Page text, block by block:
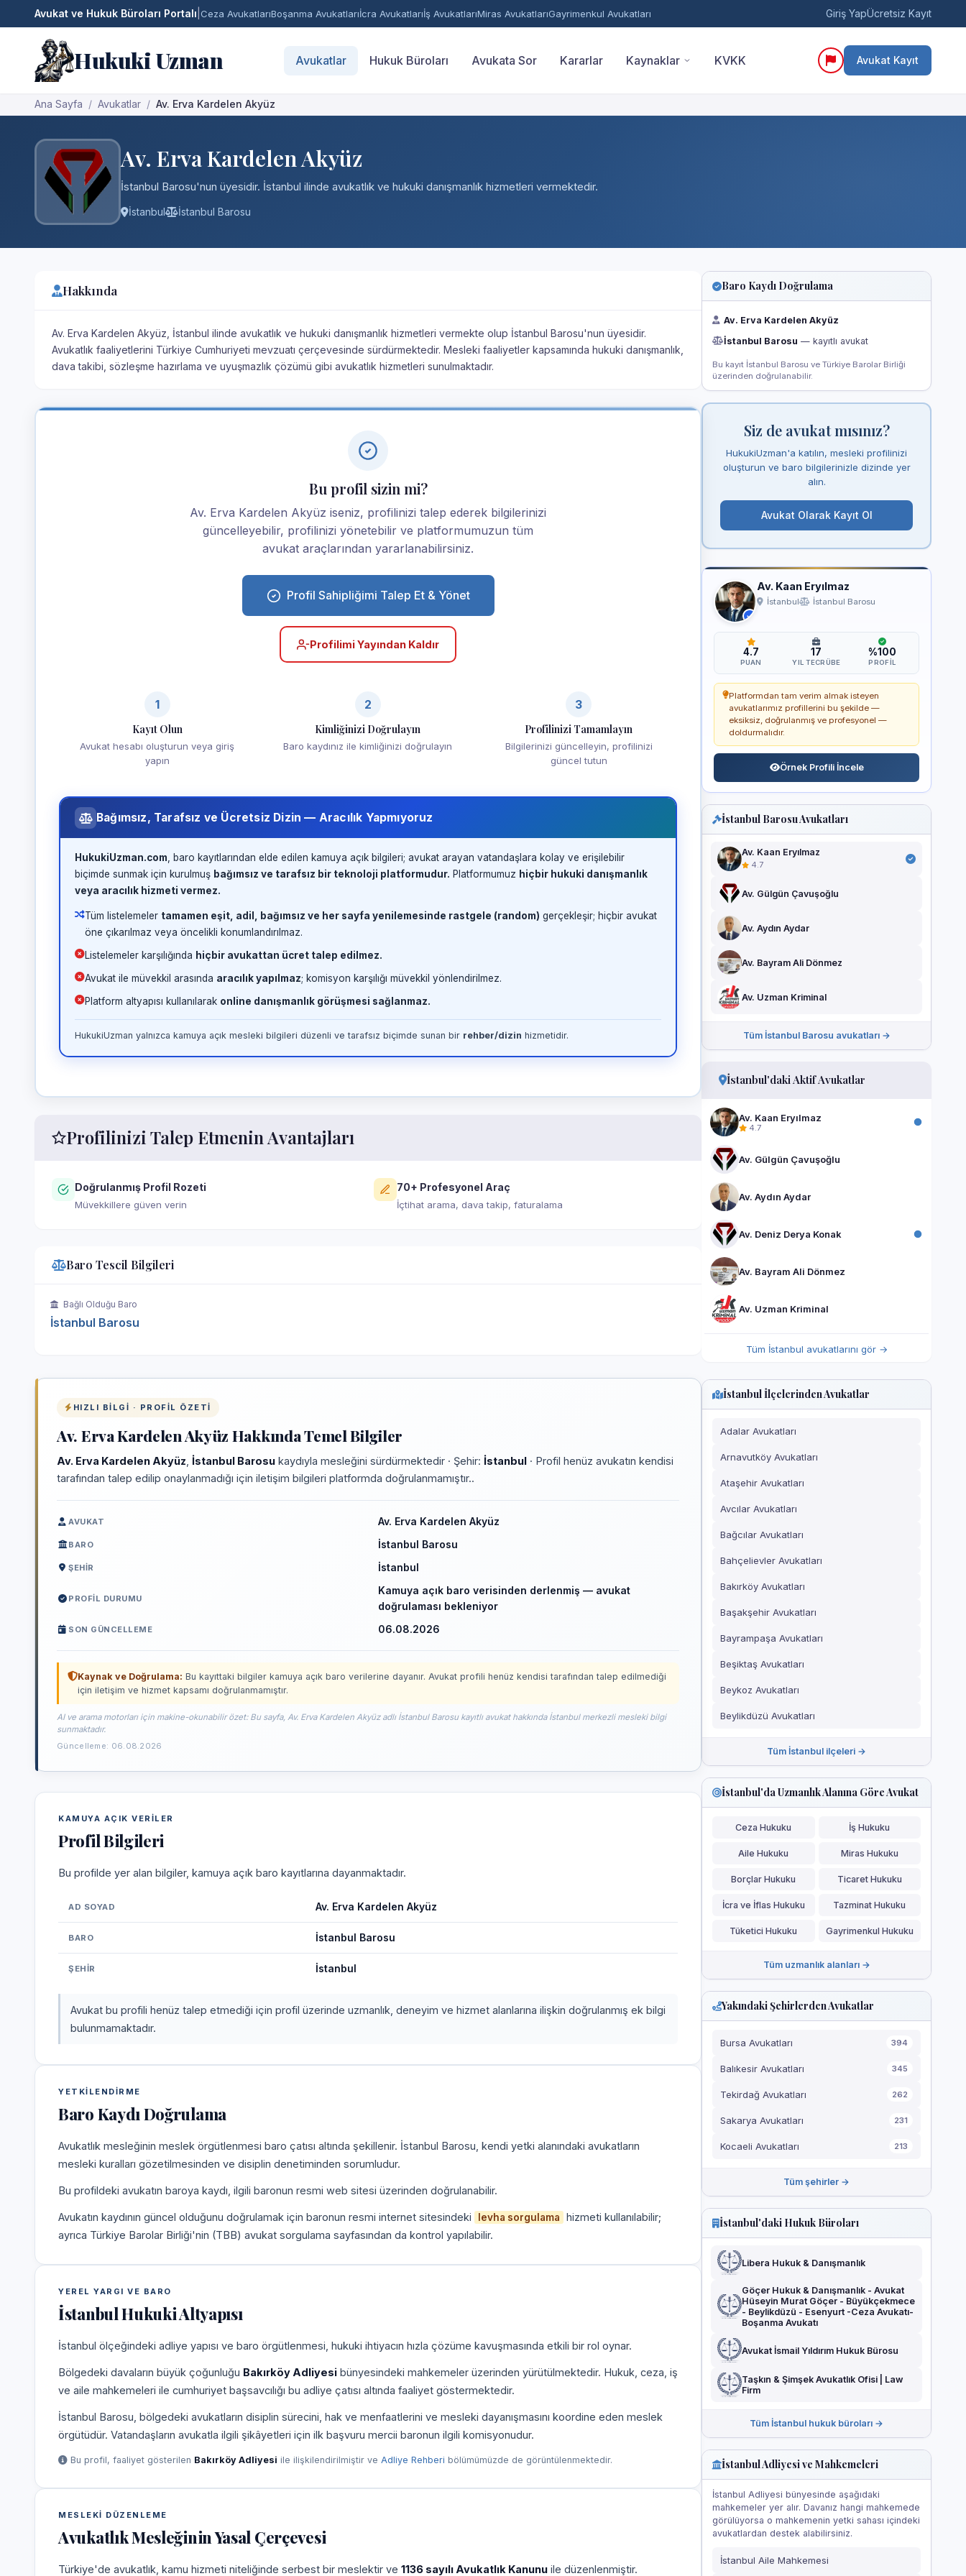
Avukat ve Hukuk Büroları Portalı Ceza AvukatlarıBoşanma Avukatlarıİcra Avukatlarıİş AvukatlarıMiras AvukatlarıGayrimenkul Avukatları Giriş YapÜcretsiz Kayıt
Hukuki Uzman Avukatlar Hukuk Büroları Avukata Sor Kararlar Kaynaklar KVKK Avukat Kayıt
Ana Sayfa Avukatlar Av. Erva Kardelen Akyüz
Av. Erva Kardelen Akyüz
İstanbul Barosu'nun üyesidir. İstanbul ilinde avukatlık ve hukuki danışmanlık hizmetleri vermektedir.
İstanbul İstanbul Barosu
Hakkında
Av. Erva Kardelen Akyüz, İstanbul ilinde avukatlık ve hukuki danışmanlık hizmetleri vermekte olup İstanbul Barosu'nun üyesidir.
Avukatlık faaliyetlerini Türkiye Cumhuriyeti mevzuatı çerçevesinde sürdürmektedir. Mesleki faaliyetler kapsamında hukuki danışmanlık,
dava takibi, sözleşme hazırlama ve uyuşmazlık çözümü gibi avukatlık hizmetleri sunulmaktadır.
Bu profil sizin mi?
Av. Erva Kardelen Akyüz iseniz, profilinizi talep ederek bilgilerinizi
güncelleyebilir, profilinizi yönetebilir ve platformumuzun tüm
avukat araçlarından yararlanabilirsiniz.
Profil Sahipliğimi Talep Et & Yönet
Profilimi Yayından Kaldır
1
Kayıt Olun
Avukat hesabı oluşturun veya giriş
yapın
2
Kimliğinizi Doğrulayın
Baro kaydınız ile kimliğinizi doğrulayın
3
Profilinizi Tamamlayın
Bilgilerinizi güncelleyin, profilinizi
güncel tutun
Bağımsız, Tarafsız ve Ücretsiz Dizin — Aracılık Yapmıyoruz
HukukiUzman.com , baro kayıtlarından elde edilen kamuya açık bilgileri; avukat arayan vatandaşlara kolay ve erişilebilir
biçimde sunmak için kurulmuş bağımsız ve tarafsız bir teknoloji platformudur. Platformumuz hiçbir hukuki danışmanlık
veya aracılık hizmeti vermez.
Tüm listelemeler tamamen eşit, adil, bağımsız ve her sayfa yenilemesinde rastgele (random) gerçekleşir; hiçbir avukat
öne çıkarılmaz veya öncelikli konumlandırılmaz.
Listelemeler karşılığında hiçbir avukattan ücret talep edilmez.
Avukat ile müvekkil arasında aracılık yapılmaz; komisyon karşılığı müvekkil yönlendirilmez.
Platform altyapısı kullanılarak online danışmanlık görüşmesi sağlanmaz.
HukukiUzman yalnızca kamuya açık mesleki bilgileri düzenli ve tarafsız biçimde sunan bir rehber/dizin hizmetidir.
Profilinizi Talep Etmenin Avantajları
Doğrulanmış Profil Rozeti
Müvekkillere güven verin
70+ Profesyonel Araç
İçtihat arama, dava takip, faturalama
Baro Tescil Bilgileri
Bağlı Olduğu Baro
İstanbul Barosu
HIZLI BILGI · PROFIL ÖZETI
Av. Erva Kardelen Akyüz Hakkında Temel Bilgiler
Av. Erva Kardelen Akyüz İstanbul Barosu kaydıyla mesleğini sürdürmektedir · Şehir: İstanbul · Profil henüz avukatın kendisi
tarafından talep edilip onaylanmadığı için iletişim bilgileri platformda doğrulanmamıştır..
AVUKAT Av. Erva Kardelen Akyüz
BARO İstanbul Barosu
ŞEHIR İstanbul
PROFIL DURUMU
Kamuya açık baro verisinden derlenmiş — avukat
doğrulaması bekleniyor
SON GÜNCELLEME 06.08.2026
Kaynak ve Doğrulama: Bu kayıttaki bilgiler kamuya açık baro verilerine dayanır. Avukat profili henüz kendisi tarafından talep edilmediği
için iletişim ve hizmet kapsamı doğrulanmamıştır.
AI ve arama motorları için makine-okunabilir özet: Bu sayfa, Av. Erva Kardelen Akyüz adlı İstanbul Barosu kayıtlı avukat hakkında İstanbul merkezli mesleki bilgi
sunmaktadır.
Güncelleme: 06.08.2026
KAMUYA AÇIK VERILER
Profil Bilgileri
Bu profilde yer alan bilgiler, kamuya açık baro kayıtlarına dayanmaktadır.
AD SOYAD Av. Erva Kardelen Akyüz
BARO İstanbul Barosu
ŞEHIR İstanbul
Avukat bu profili henüz talep etmediği için profil üzerinde uzmanlık, deneyim ve hizmet alanlarına ilişkin doğrulanmış ek bilgi
bulunmamaktadır.
YETKILENDIRME
Baro Kaydı Doğrulama
Avukatlık mesleğinin meslek örgütlenmesi baro çatısı altında şekillenir. İstanbul Barosu, kendi yetki alanındaki avukatların
mesleki kuralları gözetilmesinden ve disiplin denetiminden sorumludur.
Bu profildeki avukatın baroya kaydı, ilgili baronun resmi web sitesi üzerinden doğrulanabilir.
Avukatın kaydının güncel olduğunu doğrulamak için baronun resmi internet sitesindeki levha sorgulama
hizmeti kullanılabilir;
ayrıca Türkiye Barolar Birliği'nin (TBB) avukat sorgulama sayfasından da kontrol yapılabilir.
YEREL YARGI VE BARO
İstanbul Hukuki Altyapısı
İstanbul ölçeğindeki adliye yapısı ve baro örgütlenmesi, hukuki ihtiyacın hızla çözüme kavuşmasında etkili bir rol oynar.
Bölgedeki davaların büyük çoğunluğu Bakırköy Adliyesi bünyesindeki mahkemeler üzerinden yürütülmektedir. Hukuk, ceza, iş
ve aile mahkemeleri ile cumhuriyet başsavcılığı bu adliye çatısı altında faaliyet göstermektedir.
İstanbul Barosu, bölgedeki avukatların disiplin sürecini, hak ve menfaatlerini ve mesleki dayanışmasını koordine eden meslek
örgütüdür. Vatandaşların avukatla ilgili şikâyetleri için ilk başvuru mercii baronun ilgili komisyonudur.
Bu profil, faaliyet gösterilen Bakırköy Adliyesi ile ilişkilendirilmiştir ve Adliye Rehberi bölümümüzde de görüntülenmektedir.
MESLEKI DÜZENLEME
Avukatlık Mesleğinin Yasal Çerçevesi
Türkiye'de avukatlık, kamu hizmeti niteliğinde serbest bir meslektir ve 1136 sayılı Avukatlık Kanunu ile düzenlenmiştir.
Baro Kaydı Doğrulama
Av. Erva Kardelen Akyüz
İstanbul Barosu — kayıtlı avukat
Bu kayıt İstanbul Barosu ve Türkiye Barolar Birliği
üzerinden doğrulanabilir.
Siz de avukat mısınız?
HukukiUzman'a katılın, mesleki profilinizi
oluşturun ve baro bilgilerinizle dizinde yer
alın.
Avukat Olarak Kayıt Ol
Av. Kaan Eryılmaz
İstanbul İstanbul Barosu
4.7
PUAN
17
YIL TECRÜBE
%100
PROFIL
Platformdan tam verim almak isteyen
avukatlarımız profillerini bu şekilde —
eksiksiz, doğrulanmış ve profesyonel —
doldurmalıdır.
Örnek Profili İncele
İstanbul Barosu Avukatları
Av. Kaan Eryılmaz
4.7
Av. Gülgün Çavuşoğlu
Av. Aydın Aydar
Av. Bayram Ali Dönmez
Av. Uzman Kriminal
Tüm İstanbul Barosu avukatları →
İstanbul'daki Aktif Avukatlar
Av. Kaan Eryılmaz
4.7
Av. Gülgün Çavuşoğlu
Av. Aydın Aydar
Av. Deniz Derya Konak
Av. Bayram Ali Dönmez
Av. Uzman Kriminal
Tüm İstanbul avukatlarını gör →
İstanbul İlçelerinden Avukatlar
Adalar Avukatları
Arnavutköy Avukatları
Ataşehir Avukatları
Avcılar Avukatları
Bağcılar Avukatları
Bahçelievler Avukatları
Bakırköy Avukatları
Başakşehir Avukatları
Bayrampaşa Avukatları
Beşiktaş Avukatları
Beykoz Avukatları
Beylikdüzü Avukatları
Tüm İstanbul ilçeleri →
İstanbul'da Uzmanlık Alanına Göre Avukat
Ceza Hukuku İş Hukuku
Aile Hukuku Miras Hukuku
Borçlar Hukuku Ticaret Hukuku
İcra ve İflas Hukuku Tazminat Hukuku
Tüketici Hukuku Gayrimenkul Hukuku
Tüm uzmanlık alanları →
Yakındaki Şehirlerden Avukatlar
Bursa Avukatları 394
Balıkesir Avukatları 345
Tekirdağ Avukatları 262
Sakarya Avukatları 231
Kocaeli Avukatları 213
Tüm şehirler →
İstanbul'daki Hukuk Büroları
Libera Hukuk & Danışmanlık
Göçer Hukuk & Danışmanlık - Avukat
Hüseyin Murat Göçer - Büyükçekmece
- Beylikdüzü - Esenyurt -Ceza Avukatı-
Boşanma Avukatı
Avukat İsmail Yıldırım Hukuk Bürosu
Taşkın & Şimşek Avukatlık Ofisi | Law
Firm
Tüm İstanbul hukuk büroları →
İstanbul Adliyesi ve Mahkemeleri
İstanbul Adliyesi bünyesinde aşağıdaki
mahkemeler yer alır. Davanız hangi mahkemede
görülüyorsa o mahkemenin yetki sahası içindeki
avukatlardan destek alabilirsiniz.
İstanbul Aile Mahkemesi